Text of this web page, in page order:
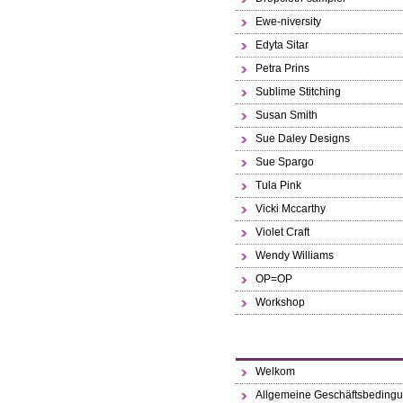
Ewe-niversity
Edyta Sitar
Petra Prins
Sublime Stitching
Susan Smith
Sue Daley Designs
Sue Spargo
Tula Pink
Vicki Mccarthy
Violet Craft
Wendy Williams
OP=OP
Workshop
Welkom
Allgemeine